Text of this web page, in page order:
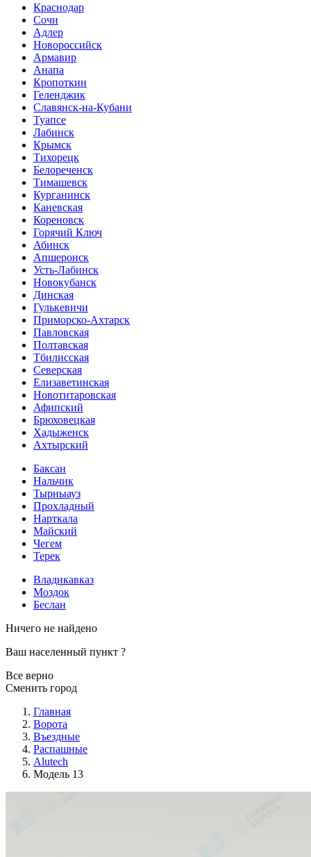
Краснодар
Сочи
Адлер
Новороссийск
Армавир
Анапа
Кропоткин
Геленджик
Славянск-на-Кубани
Туапсе
Лабинск
Крымск
Тихорецк
Белореченск
Тимашевск
Курганинск
Каневская
Кореновск
Горячий Ключ
Абинск
Апшеронск
Усть-Лабинск
Новокубанск
Динская
Гулькевичи
Приморско-Ахтарск
Павловская
Полтавская
Тбилисская
Северская
Елизаветинская
Новотитаровская
Афипский
Брюховецкая
Хадыженск
Ахтырский
Баксан
Нальчик
Тырныауз
Прохладный
Нарткала
Майский
Чегем
Терек
Владикавказ
Моздок
Беслан
Ничего не найдено
Ваш населенный пункт ?
Все верно
Сменить город
Главная
Ворота
Въездные
Распашные
Alutech
Модель 13